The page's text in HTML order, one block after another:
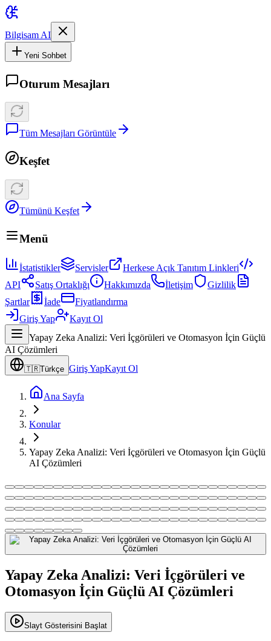
Bilgisam AI
Yeni Sohbet
Oturum Mesajları
Tüm Mesajları Görüntüle
Keşfet
Tümünü Keşfet
Menü
İstatistikler Servisler
Herkese Açık Tanıtım Linkleri
API
Satış Ortaklığı Hakkımızda İletişim
Gizlilik
Şartlar
İade
Fiyatlandırma
Giriş Yap
Kayıt Ol
Yapay Zeka Analizi: Veri İçgörüleri ve Otomasyon İçin Güçlü
AI Çözümleri
🇹🇷Türkçe Giriş YapKayıt Ol
Ana Sayfa
Konular
Yapay Zeka Analizi: Veri İçgörüleri ve Otomasyon İçin Güçlü
AI Çözümleri
Yapay Zeka Analizi: Veri İçgörüleri ve
Otomasyon İçin Güçlü AI Çözümleri
Slayt Gösterisini Başlat